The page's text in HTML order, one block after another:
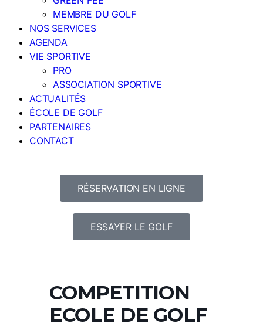
MEMBRE DU GOLF
NOS SERVICES
AGENDA
VIE SPORTIVE
PRO
ASSOCIATION SPORTIVE
ACTUALITÉS
ÉCOLE DE GOLF
PARTENAIRES
CONTACT
RÉSERVATION EN LIGNE
ESSAYER LE GOLF
COMPETITION
ECOLE DE GOLF